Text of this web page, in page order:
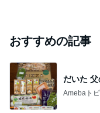
おすすめの記事
だいた
Amebaト